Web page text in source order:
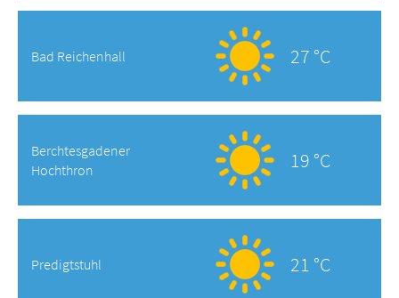
Bad Reichenhall 27 °C
Berchtesgadener
Hochthron
19 °C
Predigtstuhl 21 °C